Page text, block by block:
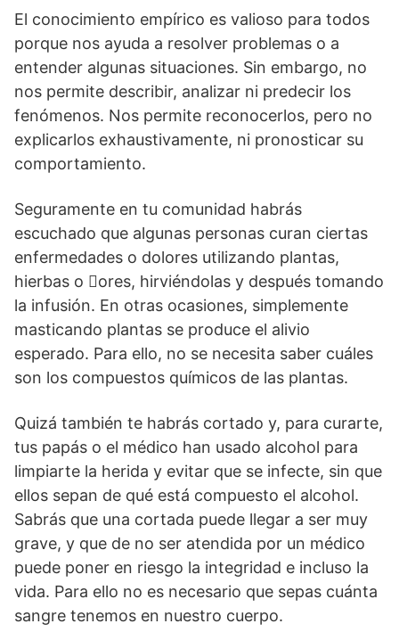
El conocimiento empírico es valioso para todos
porque nos ayuda a resolver problemas o a
entender algunas situaciones. Sin embargo, no
nos permite describir, analizar ni predecir los
fenómenos. Nos permite reconocerlos, pero no
explicarlos exhaustivamente, ni pronosticar su
comportamiento.
Seguramente en tu comunidad habrás
escuchado que algunas personas curan ciertas
enfermedades o dolores utilizando plantas,
hierbas o ores, hirviéndolas y después tomando
la infusión. En otras ocasiones, simplemente
masticando plantas se produce el alivio
esperado. Para ello, no se necesita saber cuáles
son los compuestos químicos de las plantas.
Quizá también te habrás cortado y, para curarte,
tus papás o el médico han usado alcohol para
limpiarte la herida y evitar que se infecte, sin que
ellos sepan de qué está compuesto el alcohol.
Sabrás que una cortada puede llegar a ser muy
grave, y que de no ser atendida por un médico
puede poner en riesgo la integridad e incluso la
vida. Para ello no es necesario que sepas cuánta
sangre tenemos en nuestro cuerpo.